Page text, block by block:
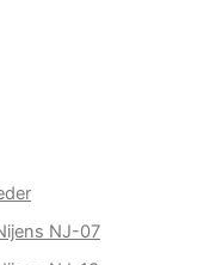
NJ-07